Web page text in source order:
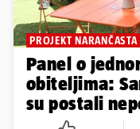
PROJEKT
Panel o
obiteljima:
su postali